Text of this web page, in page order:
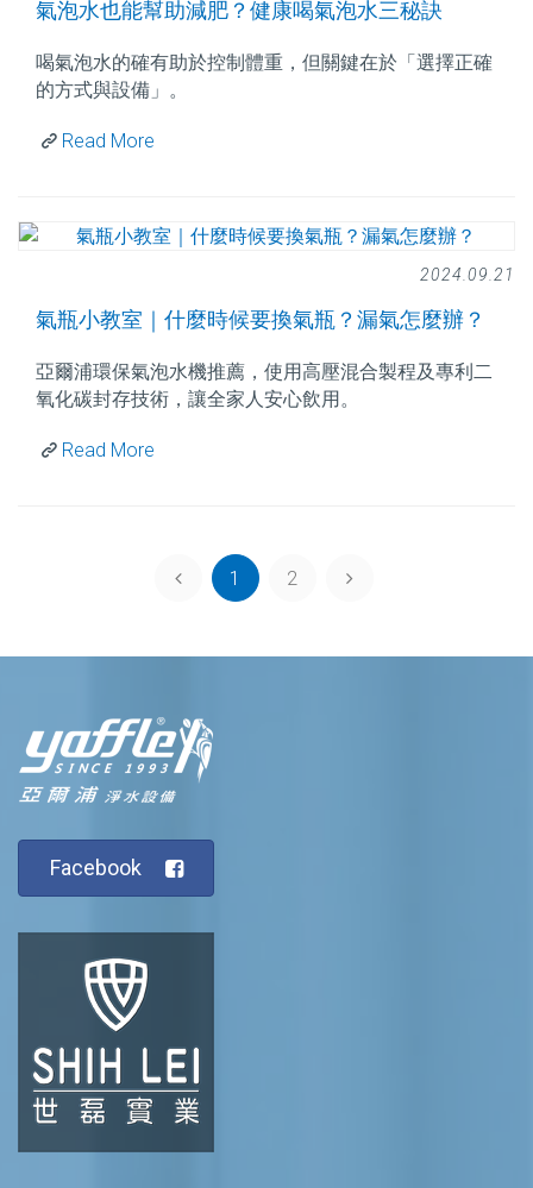
氣泡水也能幫助減肥？健康喝氣泡水三秘訣
喝氣泡水的確有助於控制體重，但關鍵在於「選擇正確
的方式與設備」。
Read More
2024.09.21
氣瓶小教室｜什麼時候要換氣瓶？漏氣怎麼辦？
亞爾浦環保氣泡水機推薦，使用高壓混合製程及專利二
氧化碳封存技術，讓全家人安心飲用。
Read More
1 2
Facebook